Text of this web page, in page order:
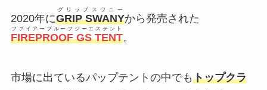
2020年にGRIP SWANY
グリップスワニー
から発売された
FIREPROOF GS TENT
ファイアープルーフジーエステント
。
市場に出ているパップテントの中でもトップクラ